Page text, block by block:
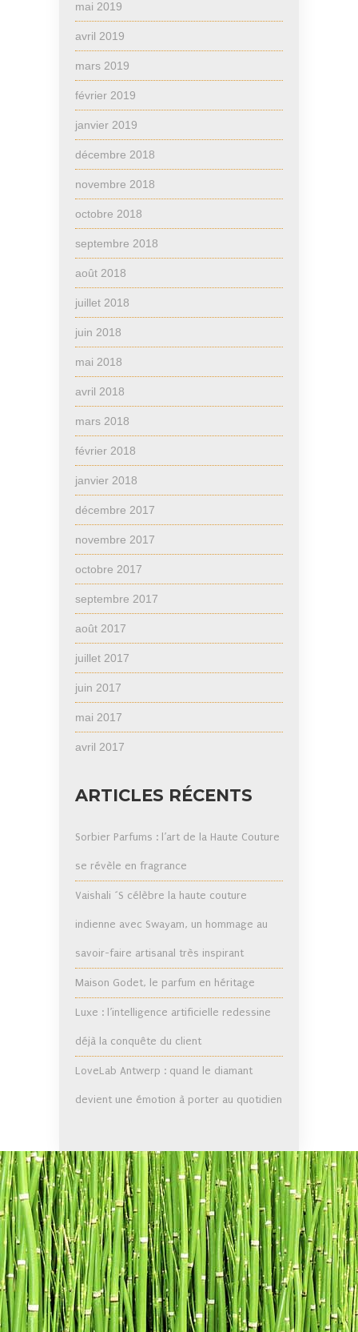
mai 2019
avril 2019
mars 2019
février 2019
janvier 2019
décembre 2018
novembre 2018
octobre 2018
septembre 2018
août 2018
juillet 2018
juin 2018
mai 2018
avril 2018
mars 2018
février 2018
janvier 2018
décembre 2017
novembre 2017
octobre 2017
septembre 2017
août 2017
juillet 2017
juin 2017
mai 2017
avril 2017
ARTICLES RÉCENTS
Sorbier Parfums : l’art de la Haute Couture
se révèle en fragrance
Vaishali ´S célèbre la haute couture
indienne avec Swayam, un hommage au
savoir-faire artisanal très inspirant
Maison Godet, le parfum en héritage
Luxe : l’intelligence artificielle redessine
déjà la conquête du client
LoveLab Antwerp : quand le diamant
devient une émotion à porter au quotidien